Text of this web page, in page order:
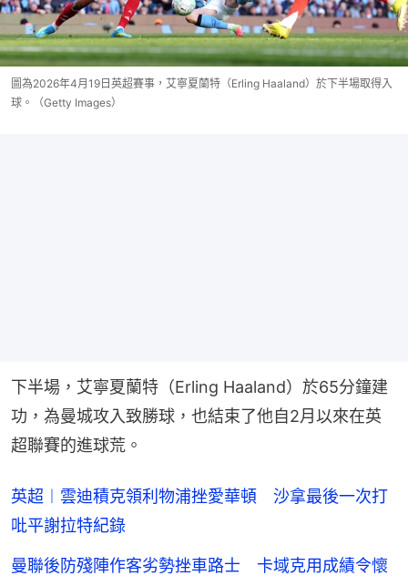
圖為2026年4月19日英超賽事，艾寧夏蘭特（Erling Haaland）於下半場取得入
球。（Getty Images）
下半場，艾寧夏蘭特（Erling Haaland）於65分鐘建
功，為曼城攻入致勝球，也結束了他自2月以來在英
超聯賽的進球荒。
英超︱雲迪積克領利物浦挫愛華頓 沙拿最後一次打
吡平謝拉特紀錄
曼聯後防殘陣作客劣勢挫車路士 卡域克用成績令懷